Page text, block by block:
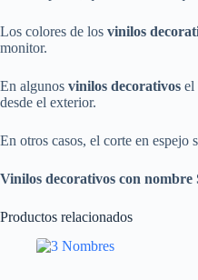
Los colores de los vinilos
monitor.
En algunos vinilos decorativos el
desde el exterior.
En otros casos, el corte en espejo
Vinilos decorativos con nombre
Productos relacionados